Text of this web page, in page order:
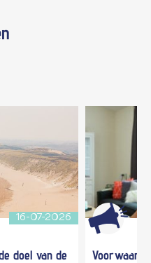
16-07-2026
doel van de